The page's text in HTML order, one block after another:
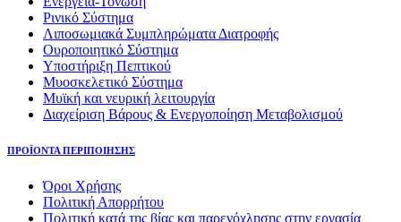
Ρινικό Σύστημα
Λιποσωμιακά Συμπληρώματα Διατροφής
Ουροποιητικό Σύστημα
Υποστήριξη Πεπτικού
Μυοσκελετικό Σύστημα
Μυϊκή και νευρική λειτουργία
Διαχείριση Βάρους & Ενεργοποίηση Μεταβολισμού
ΠΡΟΪΟΝΤΑ ΠΕΡΙΠΟΙΗΣΗΣ
Όροι Χρήσης
Πολιτική Απορρήτου
Πολιτική κατά της βίας και παρενόχλησης στην εργασία